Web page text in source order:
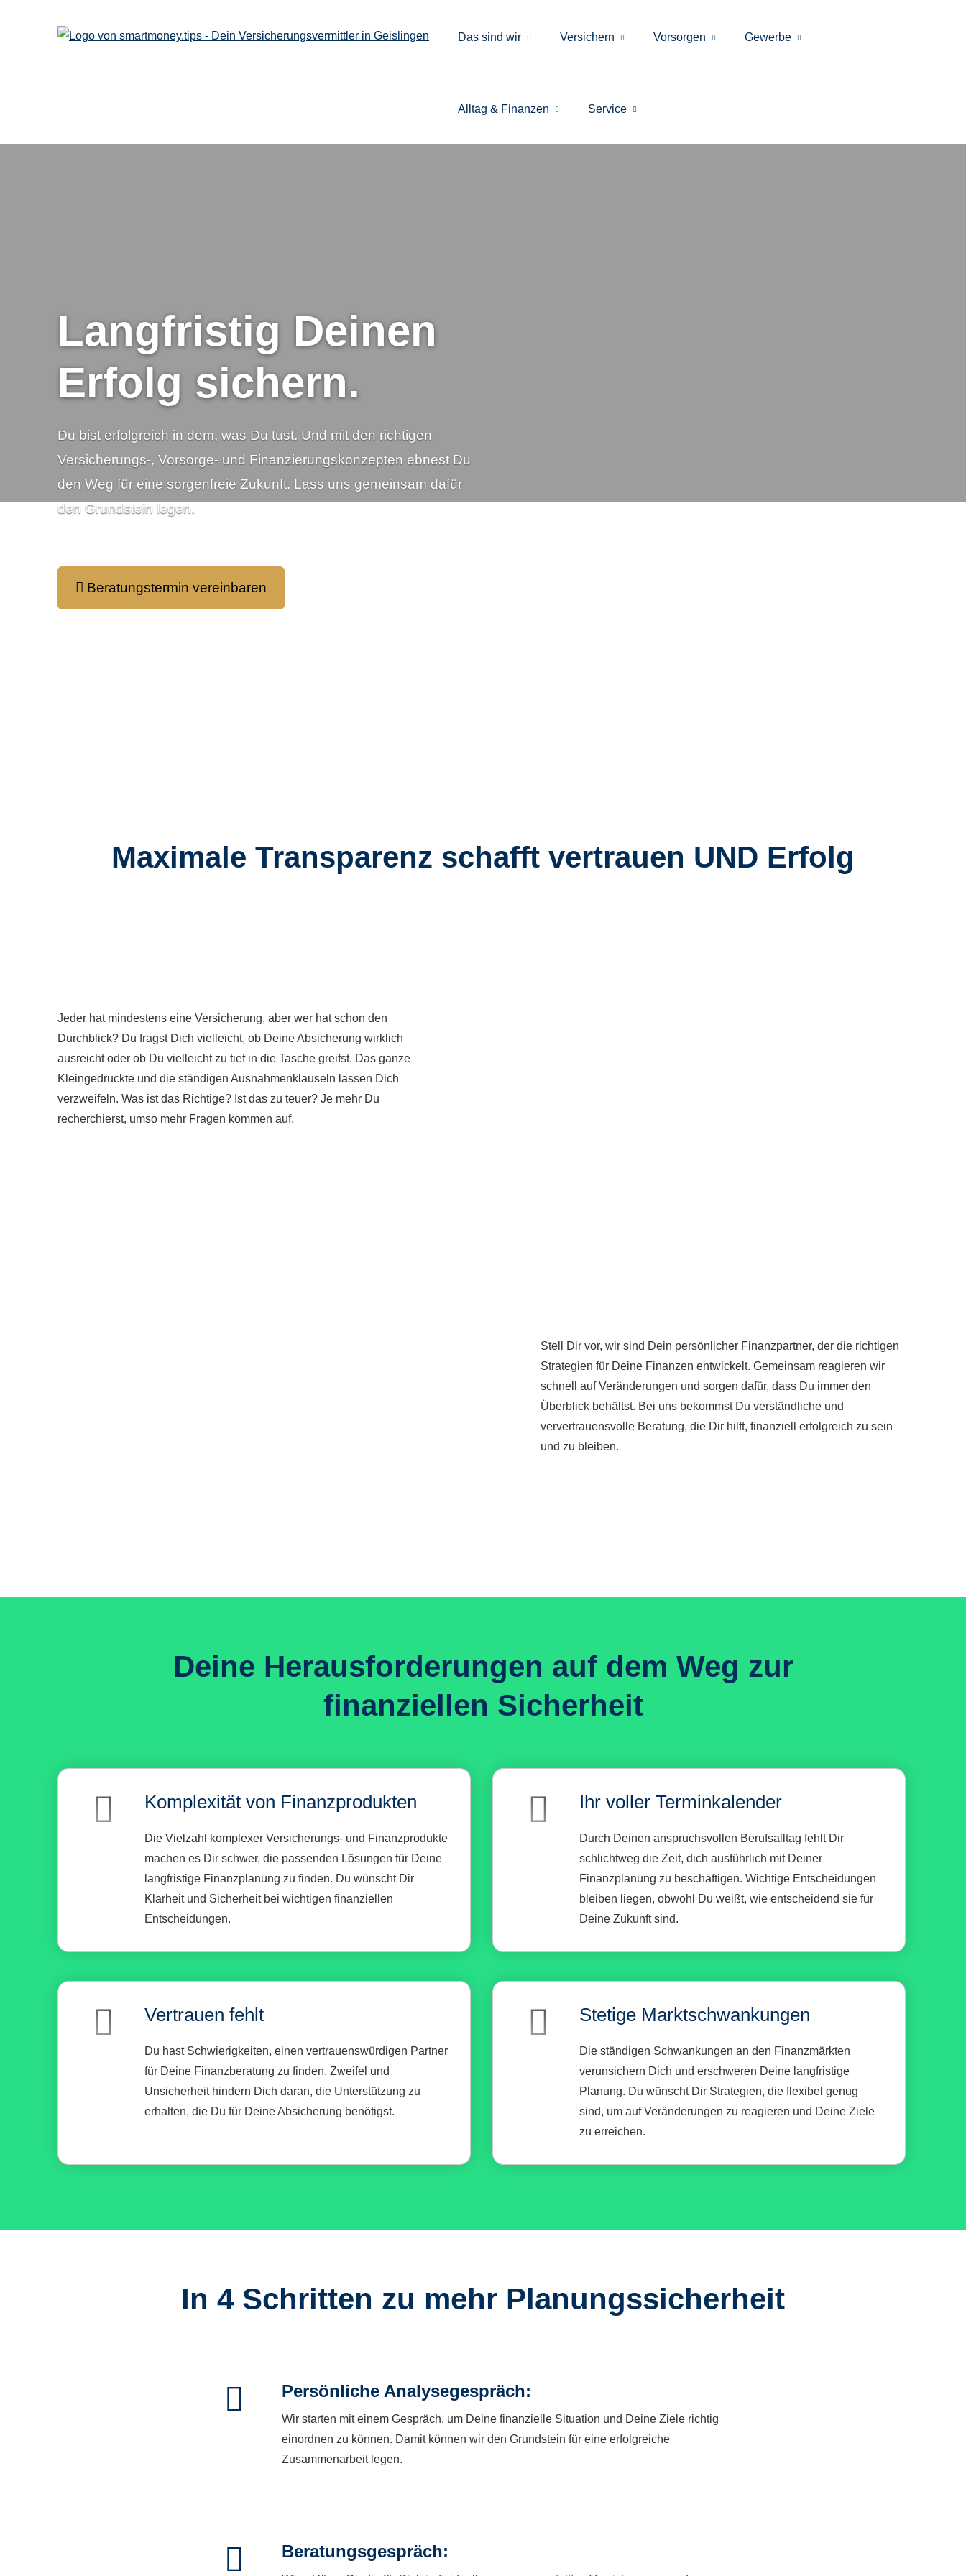
Das sind wir Versichern Vorsorgen Gewerbe
Alltag & Finanzen Service
Langfristig Deinen
Erfolg sichern.
Du bist erfolgreich in dem, was Du tust. Und mit den richtigen
Versicherungs-, Vorsorge- und Finanzierungskonzepten ebnest Du
den Weg für eine sorgenfreie Zukunft. Lass uns gemeinsam dafür
den Grundstein legen.
Beratungstermin vereinbaren
Langfristig Deinen
Erfolg sichern.
Du bist erfolgreich in dem, was Du tust. Und mit den richtigen
Versicherungs-, Vorsorge- und Finanzierungskonzepten ebnest Du
den Weg für eine sorgenfreie Zukunft. Lass uns gemeinsam dafür
den Grundstein legen.
Beratungstermin vereinbaren
Maximale Transparenz schafft vertrauen UND Erfolg
Jeder hat mindestens eine Versicherung, aber wer hat schon den
Durchblick? Du fragst Dich vielleicht, ob Deine Absicherung wirklich
ausreicht oder ob Du vielleicht zu tief in die Tasche greifst. Das ganze
Kleingedruckte und die ständigen Ausnahmenklauseln lassen Dich
verzweifeln. Was ist das Richtige? Ist das zu teuer? Je mehr Du
recherchierst, umso mehr Fragen kommen auf.
Stell Dir vor, wir sind Dein persönlicher Finanzpartner, der die richtigen
Strategien für Deine Finanzen entwickelt. Gemeinsam reagieren wir
schnell auf Veränderungen und sorgen dafür, dass Du immer den
Überblick behältst. Bei uns bekommst Du verständliche und
ververtrauensvolle Beratung, die Dir hilft, finanziell erfolgreich zu sein
und zu bleiben.
Deine Herausforderungen auf dem Weg zur
finanziellen Sicherheit
Komplexität von Finanzprodukten
Die Vielzahl komplexer Versicherungs- und Finanzprodukte
machen es Dir schwer, die passenden Lösungen für Deine
langfristige Finanzplanung zu finden. Du wünscht Dir
Klarheit und Sicherheit bei wichtigen finanziellen
Entscheidungen.
Ihr voller Terminkalender
Durch Deinen anspruchsvollen Berufsalltag fehlt Dir
schlichtweg die Zeit, dich ausführlich mit Deiner
Finanzplanung zu beschäftigen. Wichtige Entscheidungen
bleiben liegen, obwohl Du weißt, wie entscheidend sie für
Deine Zukunft sind.
Vertrauen fehlt
Du hast Schwierigkeiten, einen vertrauenswürdigen Partner
für Deine Finanzberatung zu finden. Zweifel und
Unsicherheit hindern Dich daran, die Unterstützung zu
erhalten, die Du für Deine Absicherung benötigst.
Stetige Marktschwankungen
Die ständigen Schwankungen an den Finanzmärkten
verunsichern Dich und erschweren Deine langfristige
Planung. Du wünscht Dir Strategien, die flexibel genug
sind, um auf Veränderungen zu reagieren und Deine Ziele
zu erreichen.
In 4 Schritten zu mehr Planungssicherheit
Persönliche Analysegespräch:
Wir starten mit einem Gespräch, um Deine finanzielle Situation und Deine Ziele richtig
einordnen zu können. Damit können wir den Grundstein für eine erfolgreiche
Zusammenarbeit legen.
Beratungsgespräch: